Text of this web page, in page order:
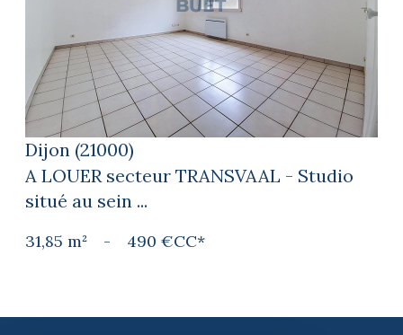
voir le bien
Dijon (21000)
A LOUER secteur TRANSVAAL - Studio
situé au sein ...
31,85 m² - 490 €CC*